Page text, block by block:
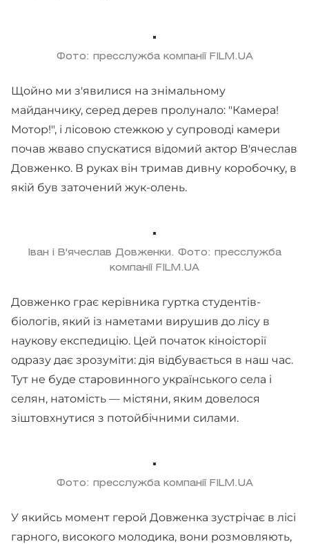
Фото: пресслужба компанії FILM.UA
Щойно ми з'явилися на знімальному
майданчику, серед дерев пролунало: "Камера!
Мотор!", і лісовою стежкою у супроводі камери
почав жваво спускатися відомий актор В'ячеслав
Довженко. В руках він тримав дивну коробочку, в
якій був заточений жук-олень.
Іван і В'ячеслав Довженки. Фото: пресслужба
компанії FILM.UA
Довженко грає керівника гуртка студентів-
біологів, який із наметами вирушив до лісу в
наукову експедицію. Цей початок кіноісторії
одразу дає зрозуміти: дія відбувається в наш час.
Тут не буде старовинного українського села і
селян, натомість — містяни, яким довелося
зіштовхнутися з потойбічними силами.
Фото: пресслужба компанії FILM.UA
У якийсь момент герой Довженка зустрічає в лісі
гарного, високого молодика, вони розмовляють,